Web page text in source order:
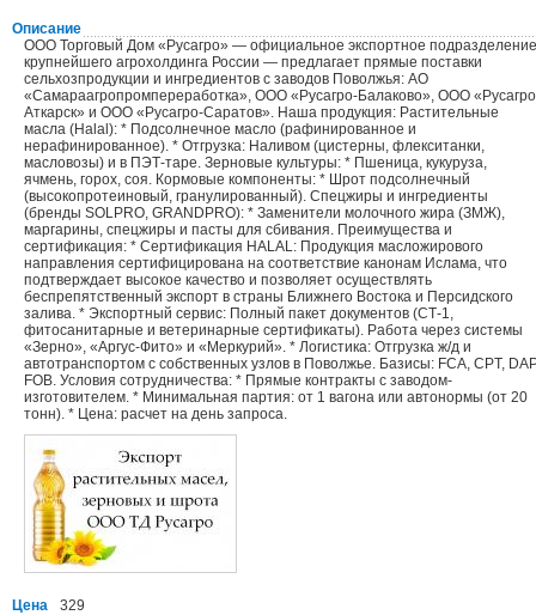
Описание
ООО Торговый Дом «Русагро» — официальное экспортное подразделение
крупнейшего агрохолдинга России — предлагает прямые поставки
сельхозпродукции и ингредиентов с заводов Поволжья: АО
«Самараагропромпереработка», ООО «Русагро-Балаково», ООО
Аткарск» и ООО «Русагро-Саратов». Наша продукция: Растительные
масла (Halal): * Подсолнечное масло (рафинированное и
нерафинированное). * Отгрузка: Наливом (цистерны, флекситанки,
масловозы) и в ПЭТ-таре. Зерновые культуры: * Пшеница, кукуруза,
ячмень, горох, соя. Кормовые компоненты: * Шрот подсолнечный
(высокопротеиновый, гранулированный). Спецжиры и ингредиенты
(бренды SOLPRO, GRANDPRO): * Заменители молочного жира (ЗМЖ),
маргарины, спецжиры и пасты для сбивания. Преимущества и
сертификация: * Сертификация HALAL: Продукция масложирового
направления сертифицирована на соответствие канонам Ислама, что
подтверждает высокое качество и позволяет осуществлять
беспрепятственный экспорт в страны Ближнего Востока и Персидского
залива. * Экспортный сервис: Полный пакет документов (СТ-1,
фитосанитарные и ветеринарные сертификаты). Работа через системы
«Зерно», «Аргус-Фито» и «Меркурий». * Логистика: Отгрузка ж/д и
автотранспортом с собственных узлов в Поволжье. Базисы: FCA, CPT,
FOB. Условия сотрудничества: * Прямые контракты с заводом-
изготовителем. * Минимальная партия: от 1 вагона или автонормы (от 20
тонн). * Цена: расчет на день запроса.
Цена
329